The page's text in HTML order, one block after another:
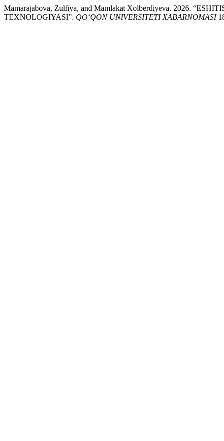
Mamarajabova, Zulfiya, and Mamlakat Xolberdiyeva. 2026.
TEXNOLOGIYASI”. QO‘QON UNIVERSITETI XABARNOMASI